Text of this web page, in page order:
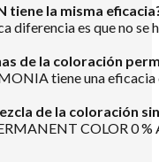
tiene la misma
diferencia es que no
de la coloración
tiene una eficacia
de la coloración
COLOR 0